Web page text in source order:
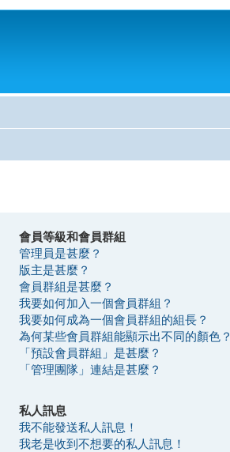
會員等級和會員群組
管理員是甚麼？
版主是甚麼？
會員群組是甚麼？
我要如何加入一個會員群組？
我要如何成為一個會員群組的組長？
為何某些會員群組能顯示出不同的顏色？
「預設會員群組」是甚麼？
「管理團隊」連結是甚麼？
私人訊息
我不能發送私人訊息！
我老是收到不想要的私人訊息！